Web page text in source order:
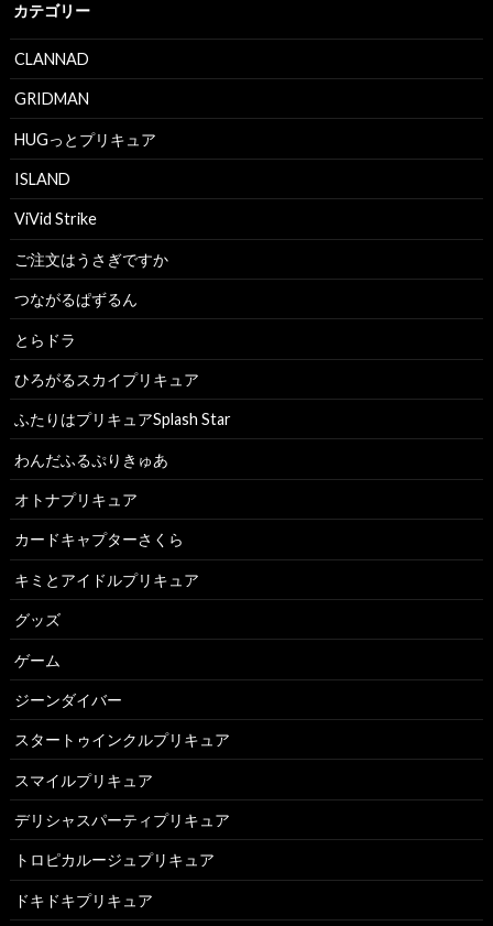
カテゴリー
CLANNAD
GRIDMAN
HUGっとプリキュア
ISLAND
ViVid Strike
ご注文はうさぎですか
つながるぱずるん
とらドラ
ひろがるスカイプリキュア
ふたりはプリキュアSplash Star
わんだふるぷりきゅあ
オトナプリキュア
カードキャプターさくら
キミとアイドルプリキュア
グッズ
ゲーム
ジーンダイバー
スタートゥインクルプリキュア
スマイルプリキュア
デリシャスパーティプリキュア
トロピカルージュプリキュア
ドキドキプリキュア